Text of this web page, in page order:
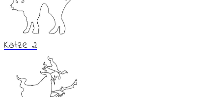
Katze 2